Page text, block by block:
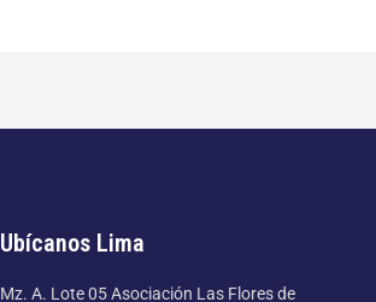
Ubícanos Lima
Mz. A. Lote 05 Asociación Las Flores de